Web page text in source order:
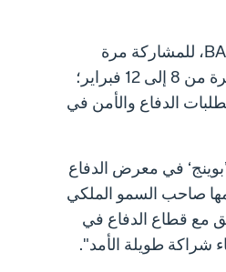
- تعود شركة "بوينج"، المدرجة في بورصة نيويورك تحت الرمز BA، للمشاركة مرة
العالمي 2026 الذي يُقام في الرياض خلال الفترة من 8 إلى 12 فبراير؛
الدفاع والأمن في
في معرض الدفاع
بدعم المملكة وبرؤية 2030 التي أرسى دعائمها صاحب السمو الملكي
مع قطاع الدفاع في
شراكة طويلة الأمد".